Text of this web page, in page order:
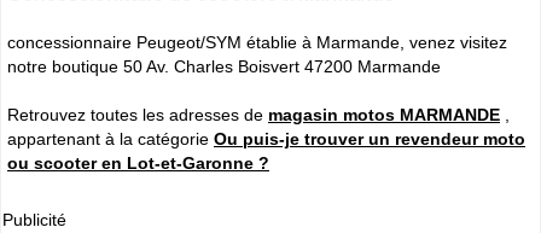
concessionnaire Peugeot/SYM établie à Marmande, venez visitez
notre boutique 50 Av. Charles Boisvert 47200 Marmande
Retrouvez toutes les adresses de magasin motos MARMANDE
appartenant à la catégorie Ou puis-je trouver un revendeur moto
ou scooter en Lot-et-Garonne ?
Publicité